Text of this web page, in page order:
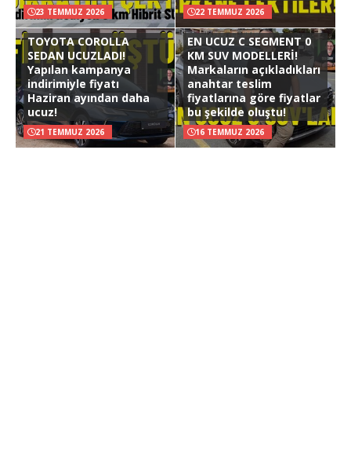
23 TEMMUZ 2026 22 TEMMUZ 2026
TOYOTA COROLLA
SEDAN UCUZLADI!
Yapılan kampanya
indirimiyle fiyatı
Haziran ayından daha
ucuz!
21 TEMMUZ 2026
EN UCUZ C SEGMENT 0
KM SUV MODELLERİ!
Markaların açıkladıkları
anahtar teslim
fiyatlarına göre fiyatlar
bu şekilde oluştu!
16 TEMMUZ 2026